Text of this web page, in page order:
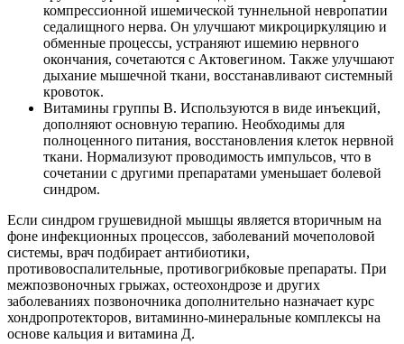
компрессионной ишемической туннельной невропатии
седалищного нерва. Он улучшают микроциркуляцию и
обменные процессы, устраняют ишемию нервного
окончания, сочетаются с Актовегином. Также улучшают
дыхание мышечной ткани, восстанавливают системный
кровоток.
Витамины группы В. Используются в виде инъекций,
дополняют основную терапию. Необходимы для
полноценного питания, восстановления клеток нервной
ткани. Нормализуют проводимость импульсов, что в
сочетании с другими препаратами уменьшает болевой
синдром.
Если синдром грушевидной мышцы является вторичным на
фоне инфекционных процессов, заболеваний мочеполовой
системы, врач подбирает антибиотики,
противовоспалительные, противогрибковые препараты. При
межпозвоночных грыжах, остеохондрозе и других
заболеваниях позвоночника дополнительно назначает курс
хондропротекторов, витаминно-минеральные комплексы на
основе кальция и витамина Д.